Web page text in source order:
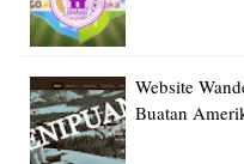
Website
Buatan